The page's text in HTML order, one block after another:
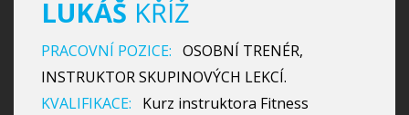
LUKÁŠ KŘÍŽ
PRACOVNÍ POZICE: OSOBNÍ TRENÉR,
INSTRUKTOR SKUPINOVÝCH LEKCÍ.
KVALIFIKACE:
Kurz instruktora Fitness